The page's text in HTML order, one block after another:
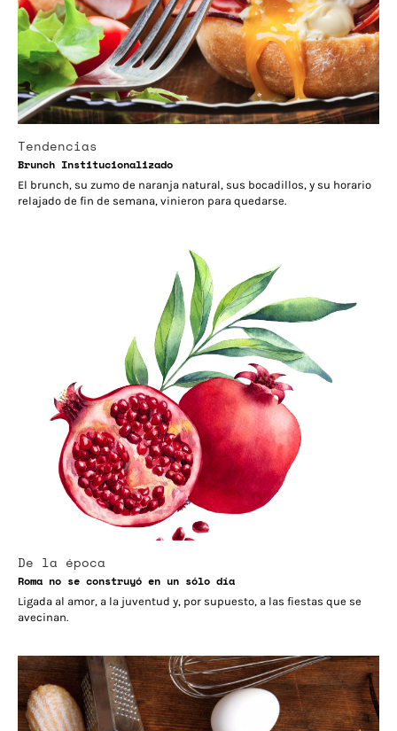
Tendencias
Brunch Institucionalizado
El brunch, su zumo de naranja natural, sus bocadillos, y su horario
relajado de fin de semana, vinieron para quedarse.
De la época
Roma no se construyó en un sólo día
Ligada al amor, a la juventud y, por supuesto, a las fiestas que se
avecinan.